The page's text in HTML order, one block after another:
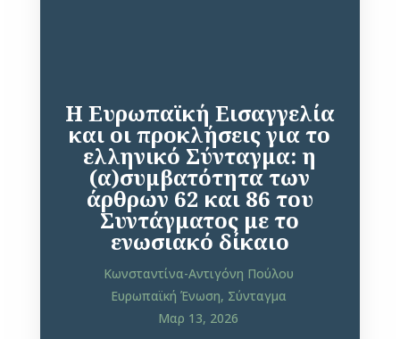
Η Ευρωπαϊκή Εισαγγελία
και οι προκλήσεις για το
ελληνικό Σύνταγμα: η
(α)συμβατότητα των
άρθρων 62 και 86 του
Συντάγματος με το
ενωσιακό δίκαιο
Κωνσταντίνα-Αντιγόνη Πούλου
Ευρωπαϊκή Ένωση, Σύνταγμα
Μαρ 13, 2026